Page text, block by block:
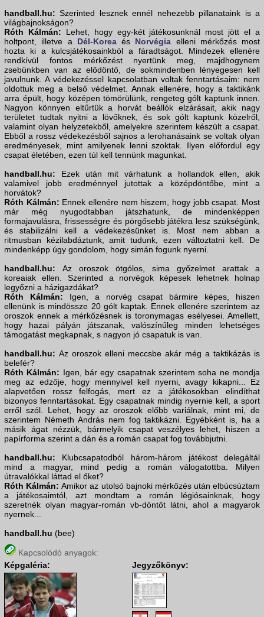
handball.hu:Szerinted lesznek ennél nehezebb pillanataink is a
világbajnokságon?
Róth Kálmán: Lehet, hogy egy-két játékosunknál most jött el a
holtpont, illetve a Dél-Koreaés Norvégia elleni mérkőzés most
hozta ki a kulcsjátékosainkból a fáradtságot. Mindezek ellenére
rendkívül fontos mérkőzést nyertünk meg, majdhogynem
zsebünkben van az elődöntő, de sokmindenben lényegesen kell
javulnunk. A védekezéssel kapcsolatban voltak fenntartásaim: nem
oldottuk meg a belső védelmet. Annak ellenére, hogy a taktikánk
arra épült, hogy középen tömörülünk, rengeteg gólt kaptunk innen.
Nagyon könnyen eltűrtük a horvát beállók elzárásait, akik nagy
területet tudtak nyitni a lövőknek, és sok gólt kaptunk közelről,
valamint olyan helyzetekből, amelyekre szerintem készült a csapat.
Ebből a rossz védekezésből sajnos a lerohanásaink se voltak olyan
eredményesek, mint amilyenek lenni szoktak. Ilyen előfordul egy
csapat életében, ezen túl kell tennünk magunkat.
handball.hu: Ezek után mit várhatunk a hollandok ellen, akik
valamivel jobb eredménnyel jutottak a középdöntőbe, mint a
horvátok?
Róth Kálmán: Ennek ellenére nem hiszem, hogy jobb csapat. Most
már még nyugodtabban játszhatunk, de mindenképpen
formajavulásra, frissességre és pörgősebb játékra lesz szükségünk,
és stabilizálni kell a védekezésünket is. Most nem abban a
ritmusban kézilabdáztunk, amit tudunk, ezen változtatni kell. De
mindenképp úgy gondolom, hogy simán fogunk nyerni.
handball.hu: Az oroszok ötgólos, sima győzelmet arattak a
koreaiak ellen. Szerinted a norvégok képesek lehetnek holnap
legyőzni a házigazdákat?
Róth Kálmán: Igen, a norvég csapat bármire képes, hiszen
ellenünk is mindössze 20 gólt kaptak. Ennek ellenére szerintem az
oroszok ennek a mérkőzésnek is toronymagas esélyesei. Amellett,
hogy hazai pályán játszanak, valószínűleg minden lehetséges
támogatást megkapnak, s nagyon jó csapatuk is van.
handball.hu: Az oroszok elleni meccsbe akár még a taktikázás is
belefér?
Róth Kálmán: Igen, bár egy csapatnak szerintem soha ne mondja
meg az edzője, hogy mennyivel kell nyerni, avagy kikapni... Ez
alapvetően rossz felfogás, mert ez a játékosokban elindíthat
bizonyos fenntartásokat. Egy csapatnak mindig nyernie kell, a sport
erről szól. Lehet, hogy az oroszok előbb variálnak, mint mi, de
szerintem Németh András nem fog taktikázni. Egyébként is, ha a
másik ágat nézzük, bármelyik csapat veszélyes lehet, hiszen a
papírforma szerint a dán és a román csapat fog továbbjutni.
handball.hu: Klubcsapatodból három-három játékost delegáltál
mind a magyar, mind pedig a román válogatottba. Milyen
útravalókkal láttad el őket?
Róth Kálmán:Amikor az utolsó bajnoki mérkőzés után elbúcsúztam
a játékosaimtól, azt mondtam a román légiósainknak, hogy
szeretnék olyan magyar-román vb-döntőt látni, ahol a magyarok
nyernek...
handball.hu (bee)
Kapcsolódó anyagok:
Képgaléria:
Jegyzőkönyv: